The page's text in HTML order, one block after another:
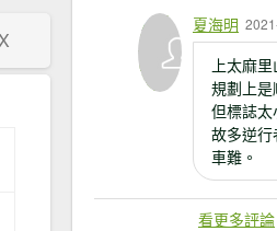
夏海明
上太麻
規劃上是
但標誌太
故多逆
車難。
看更多評論